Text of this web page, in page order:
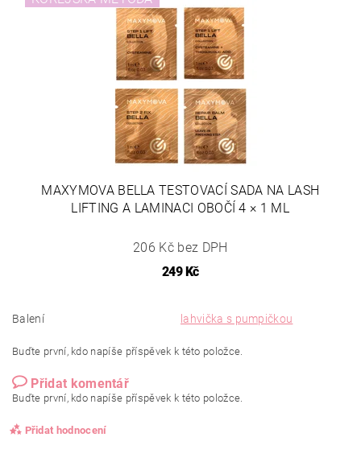
MAXYMOVA BELLA TESTOVACÍ SADA NA LASH
LIFTING A LAMINACI OBOČÍ 4 × 1 ML
206 Kč bez DPH
249 Kč
Balení lahvička s pumpičkou
Buďte první, kdo napíše příspěvek k této položce.
Přidat komentář
Buďte první, kdo napíše příspěvek k této položce.
Přidat hodnocení